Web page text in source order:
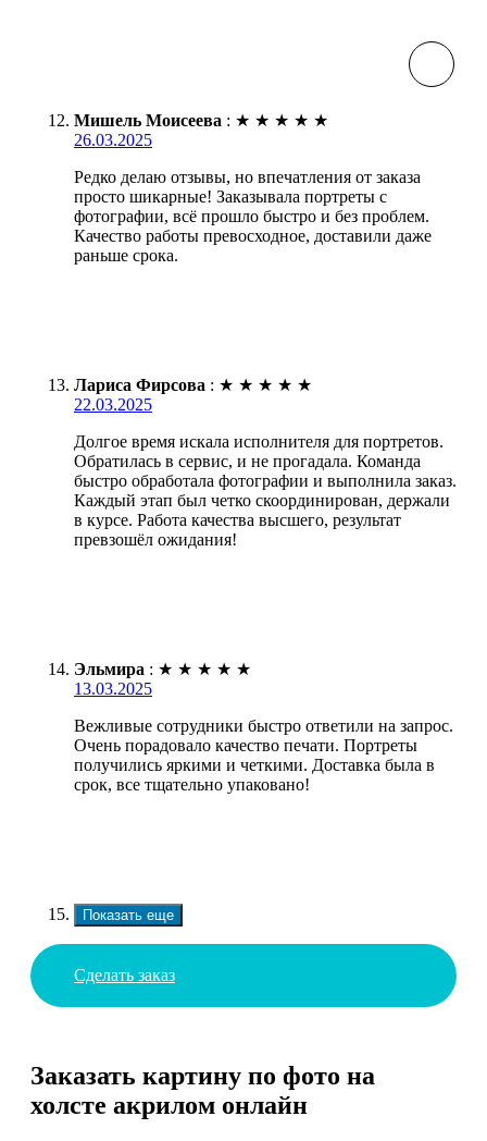
Мишель Моисеева : ★ ★ ★ ★ ★
26.03.2025
Редко делаю отзывы, но впечатления от заказа
просто шикарные! Заказывала портреты с
фотографии, всё прошло быстро и без проблем.
Качество работы превосходное, доставили даже
раньше срока.
Лариса Фирсова : ★ ★ ★ ★ ★
22.03.2025
Долгое время искала исполнителя для портретов.
Обратилась в сервис, и не прогадала. Команда
быстро обработала фотографии и выполнила заказ.
Каждый этап был четко скоординирован, держали
в курсе. Работа качества высшего, результат
превзошёл ожидания!
Эльмира : ★ ★ ★ ★ ★
13.03.2025
Вежливые сотрудники быстро ответили на запрос.
Очень порадовало качество печати. Портреты
получились яркими и четкими. Доставка была в
срок, все тщательно упаковано!
Показать еще
Сделать заказ
Заказать картину по фото на
холсте акрилом онлайн